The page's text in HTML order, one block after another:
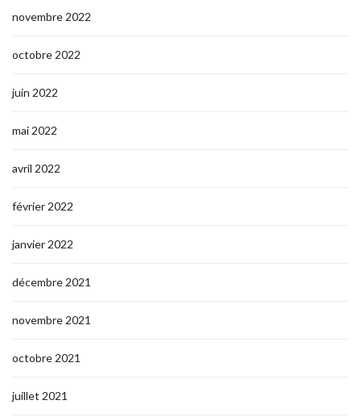
novembre 2022
octobre 2022
juin 2022
mai 2022
avril 2022
février 2022
janvier 2022
décembre 2021
novembre 2021
octobre 2021
juillet 2021